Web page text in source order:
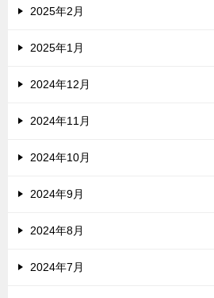
2025年2月
2025年1月
2024年12月
2024年11月
2024年10月
2024年9月
2024年8月
2024年7月